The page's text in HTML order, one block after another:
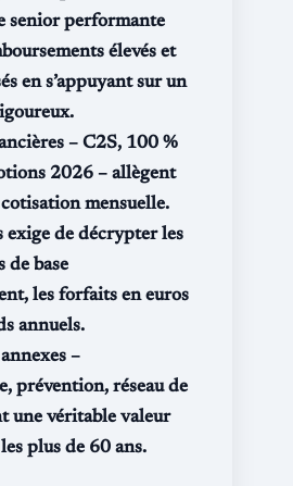
senior performante
élevés et
en s’appuyant sur un
– C2S, 100 %
2026 – allègent
mensuelle.
exige de décrypter les
de base
les forfaits en euros
annuels.
–
prévention, réseau de
une véritable valeur
plus de 60 ans.